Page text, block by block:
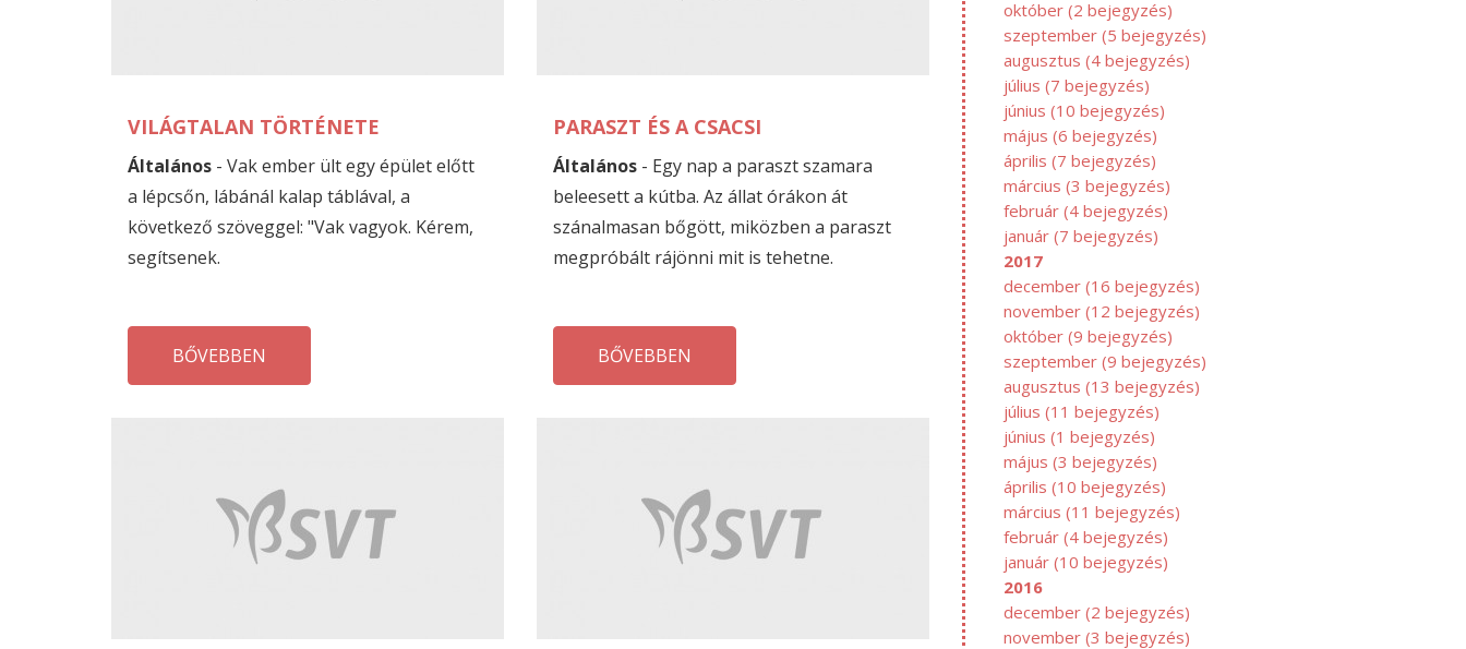
VILÁGTALAN TÖRTÉNETE
Általános - Vak ember ült egy épület előtt
a lépcsőn, lábánál kalap táblával, a
következő szöveggel: "Vak vagyok. Kérem,
segítsenek.
BŐVEBBEN
SZEPTEMBER
20
PARASZT ÉS A CSACSI
Általános - Egy nap a paraszt szamara
beleesett a kútba. Az állat órákon át
szánalmasan bőgött, miközben a paraszt
megpróbált rájönni mit is tehetne.
BŐVEBBEN
JÚLIUS
20
október (2 bejegyzés)
szeptember (5 bejegyzés)
augusztus (4 bejegyzés)
július (7 bejegyzés)
június (10 bejegyzés)
május (6 bejegyzés)
április (7 bejegyzés)
március (3 bejegyzés)
február (4 bejegyzés)
január (7 bejegyzés)
2017
december (16 bejegyzés)
november (12 bejegyzés)
október (9 bejegyzés)
szeptember (9 bejegyzés)
augusztus (13 bejegyzés)
július (11 bejegyzés)
június (1 bejegyzés)
május (3 bejegyzés)
április (10 bejegyzés)
március (11 bejegyzés)
február (4 bejegyzés)
január (10 bejegyzés)
2016
december (2 bejegyzés)
november (3 bejegyzés)